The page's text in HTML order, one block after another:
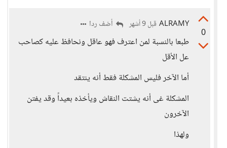
0
ALRAMY قبل 9 أشهر أضف ردا
طبعا بالنسبة لمن اعترف فهو عاقل ونحافظ عليه كصاحب
عل الأقل
أما الآخر فليس المشكلة فقط أنه ينتقد
المشكلة غى أنه يشتت النقاش ويأخذه بعيداً وقد يفتن
الآخرون
ولهذا